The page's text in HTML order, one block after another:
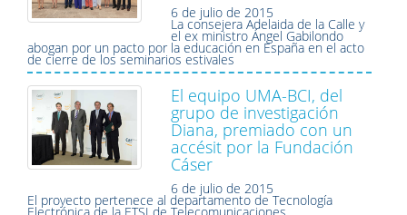
6 de julio de 2015
La consejera Adelaida de la Calle y
el ex ministro Ángel Gabilondo
abogan por un pacto por la educación en España en el acto
de cierre de los seminarios estivales
El equipo UMA-BCI, del
grupo de investigación
Diana, premiado con un
accésit por la Fundación
Cáser
6 de julio de 2015
El proyecto pertenece al departamento de Tecnología